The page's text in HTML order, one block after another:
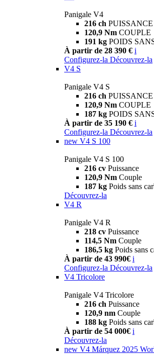
Panigale V4
216 ch PUISSANCE
120,9 Nm COUPLE
191 kg POIDS
À partir de 28 390 € i
Configurez-la Découvrez-la
V4 S
Panigale V4 S
216 ch PUISSANCE
120,9 Nm COUPLE
187 kg POIDS
À partir de 35 190 € i
Configurez-la Découvrez-la
new V4 S 100
Panigale V4 S 100
216 cv Puissance
120,9 Nm Couple
187 kg Poids sans
Découvrez-la
V4 R
Panigale V4 R
218 cv Puissance
114,5 Nm Couple
186,5 kg Poids sans
À partir de 43 990€ i
Configurez-la Découvrez-la
V4 Tricolore
Panigale V4 Tricolore
216 ch Puissance
120,9 nm Couple
188 kg Poids sans
À partir de 54 000€ i
Découvrez-la
new V4 Márquez 2025